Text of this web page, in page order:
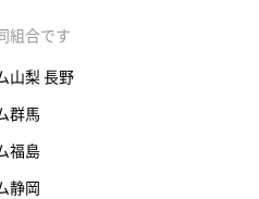
組合です
山梨 長野
群馬
福島
静岡